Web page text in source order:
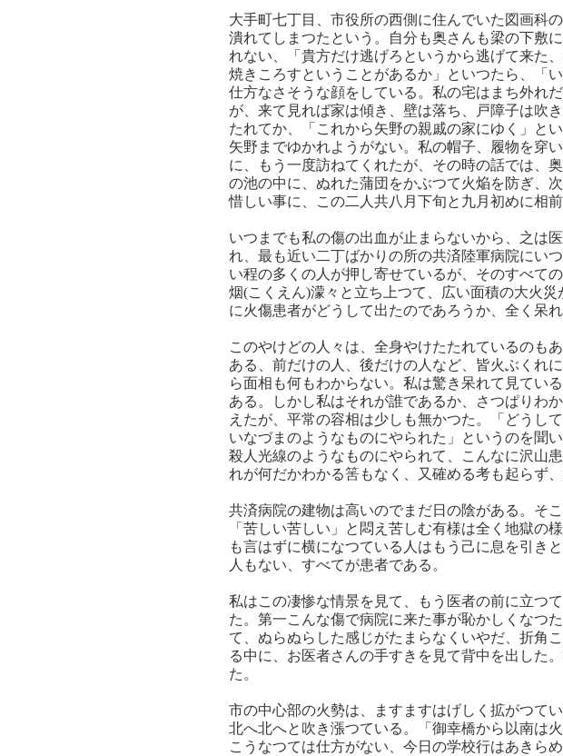
大手町七丁目、市役所の西側に住んでいた図画科
潰れてしまつたという。自分も奥さんも梁の下敷
れない、「貴方だけ逃げろというから逃げて来た
焼きころすということがあるか」といつたら、「
仕方なさそうな顔をしている。私の宅はまち外れ
が、来て見れば家は傾き、壁は落ち、戸障子は吹
たれてか、「これから矢野の親戚の家にゆく」と
矢野までゆかれようがない。私の帽子、履物を穿
に、もう一度訪ねてくれたが、その時の話では、
の池の中に、ぬれた蒲団をかぶつて火焔を防ぎ、
惜しい事に、この二人共八月下旬と九月初めに相
いつまでも私の傷の出血が止まらないから、之は
れ、最も近い二丁ばかりの所の共済陸軍病院にい
い程の多くの人が押し寄せているが、そのすべて
烟(こくえん)濛々と立ち上つて、広い面積の大火
に火傷患者がどうして出たのであろうか、全く呆れ
このやけどの人々は、全身やけたたれているのも
ある、前だけの人、後だけの人など、皆火ぶくれ
ら面相も何もわからない。私は驚き呆れて見てい
ある。しかし私はそれが誰であるか、さつぱりわ
えたが、平常の容相は少しも無かつた。「どうし
いなづまのようなものにやられた」というのを聞
殺人光線のようなものにやられて、こんなに沢山
れが何だかわかる筈もなく、又確める考も起らず
共済病院の建物は高いのでまだ日の陰がある。そ
「苦しい苦しい」と悶え苦しむ有様は全く地獄の
も言はずに横になつている人はもう己に息を引き
人もない、すべてが患者である。
私はこの凄惨な情景を見て、もう医者の前に立つ
た。第一こんな傷で病院に来た事が恥かしくなつ
て、ぬらぬらした感じがたまらなくいやだ、折角
る中に、お医者さんの手すきを見て背中を出した
た。
市の中心部の火勢は、ますますはげしく拡がつて
北へ北へと吹き漲つている。「御幸橋から以南は
こうなつては仕方がない、今日の学校行はあきらめ